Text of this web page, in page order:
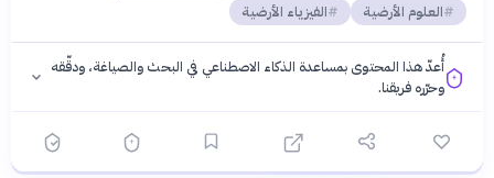
العلوم الأرضية
الفيزياء الأرضية
أُعدّ هذا المحتوى بمساعدة الذكاء الاصطناعي في البحث والصياغة، ودقّقه
وحرّره فريقنا.